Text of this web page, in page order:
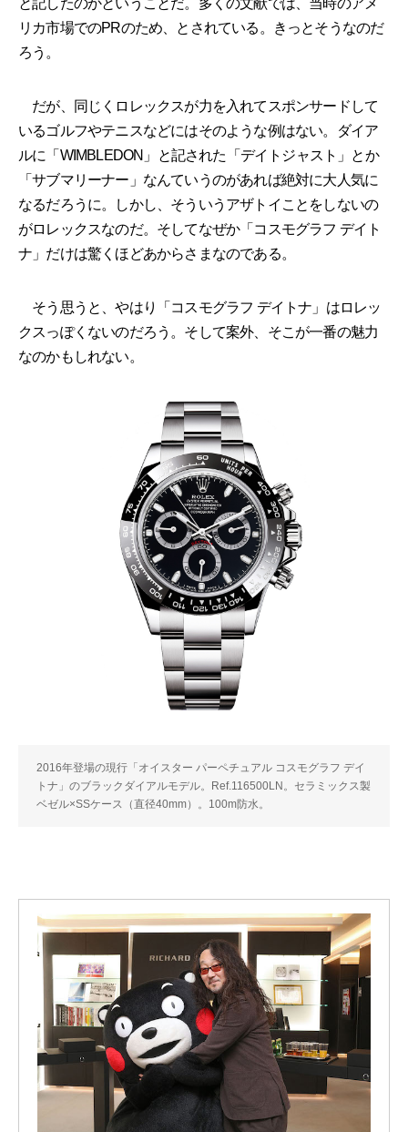
と記したのかということだ。多くの文献では、当時のアメ
リカ市場でのPRのため、とされている。きっとそうなのだ
ろう。
だが、同じくロレックスが力を入れてスポンサードして
いるゴルフやテニスなどにはそのような例はない。ダイア
ルに「WIMBLEDON」と記された「デイトジャスト」とか
「サブマリーナー」なんていうのがあれば絶対に大人気に
なるだろうに。しかし、そういうアザトイことをしないの
がロレックスなのだ。そしてなぜか「コスモグラフ デイト
ナ」だけは驚くほどあからさまなのである。
そう思うと、やはり「コスモグラフ デイトナ」はロレッ
クスっぽくないのだろう。そして案外、そこが一番の魅力
なのかもしれない。
2016年登場の現行「オイスター パーペチュアル コスモグラフ デイ
トナ」のブラックダイアルモデル。Ref.116500LN。セラミックス製
ベゼル×SSケース（直径40mm）。100m防水。